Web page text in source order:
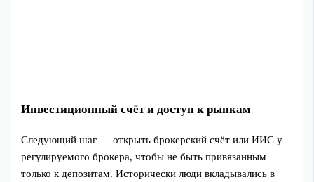
Инвестиционный счёт и доступ к рынкам
Следующий шаг — открыть брокерский счёт или ИИС у
регулируемого брокера, чтобы не быть привязанным
только к депозитам. Исторически люди вкладывались в